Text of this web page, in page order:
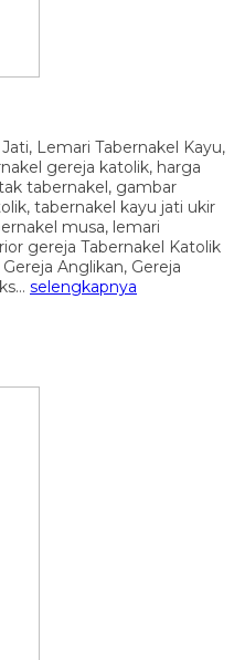
Lemari Tabernakel Kayu,
gereja katolik, harga
tabernakel, gambar
tabernakel kayu jati ukir
musa, lemari
gereja Tabernakel Katolik
Anglikan, Gereja
selengkapnya